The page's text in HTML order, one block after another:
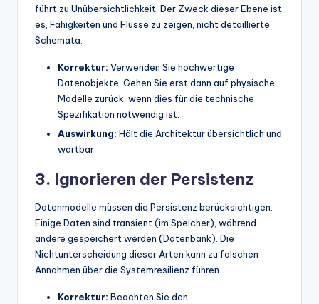
führt zu Unübersichtlichkeit. Der Zweck dieser Ebene ist
es, Fähigkeiten und Flüsse zu zeigen, nicht detaillierte
Schemata.
Korrektur: Verwenden Sie hochwertige
Datenobjekte. Gehen Sie erst dann auf physische
Modelle zurück, wenn dies für die technische
Spezifikation notwendig ist.
Auswirkung: Hält die Architektur übersichtlich und
wartbar.
3. Ignorieren der Persistenz
Datenmodelle müssen die Persistenz berücksichtigen.
Einige Daten sind transient (im Speicher), während
andere gespeichert werden (Datenbank). Die
Nichtunterscheidung dieser Arten kann zu falschen
Annahmen über die Systemresilienz führen.
Korrektur: Beachten Sie den